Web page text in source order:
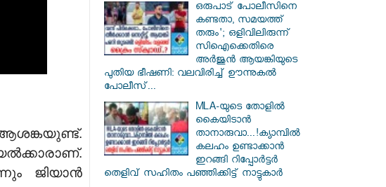
ജിയാൻ
ഒരുപാട് പോലീസിനെ
കണ്ടതാ, സമയത്ത്
തരും'; ഒളിവിലിരുന്ന്
സിഐക്കെതിരെ
അർജുൻ ആയങ്കിയുടെ
പുതിയ ഭീഷണി: വലവിരിച്ച് ഊന്നുകൽ
പോലീസ്...
MLA-യുടെ തോളിൽ
കൈയിടാൻ
താനാരുവാ...!ക്യാമ്പിൽ
കലഹം ഉണ്ടാക്കാൻ
ഇറങ്ങി റിപ്പോർട്ടർ
തെളിവ് സഹിതം പഞ്ഞിക്കിട്ട് നാട്ടുകാർ